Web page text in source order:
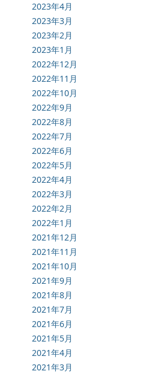
2023年4月
2023年3月
2023年2月
2023年1月
2022年12月
2022年11月
2022年10月
2022年9月
2022年8月
2022年7月
2022年6月
2022年5月
2022年4月
2022年3月
2022年2月
2022年1月
2021年12月
2021年11月
2021年10月
2021年9月
2021年8月
2021年7月
2021年6月
2021年5月
2021年4月
2021年3月